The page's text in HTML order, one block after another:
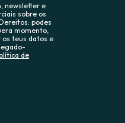
newsletter e
sobre os
podes
momento,
os teus datos e
de